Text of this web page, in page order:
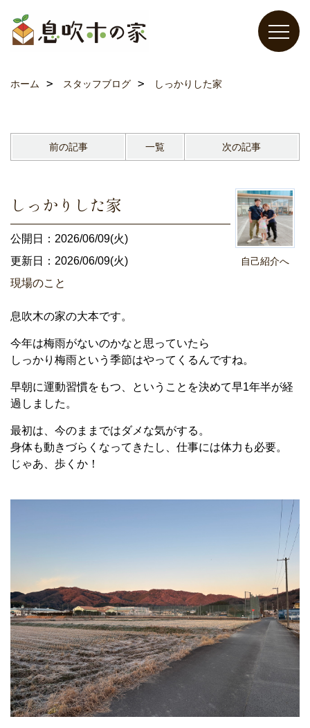
ホーム スタッフブログ しっかりした家
前の記事 一覧 次の記事
自己紹介へ
しっかりした家
公開日：2026/06/09(火)
更新日：2026/06/09(火)
現場のこと
息吹木の家の大本です。
今年は梅雨がないのかなと思っていたら
しっかり梅雨という季節はやってくるんですね。
早朝に運動習慣をもつ、ということを決めて早1年半が経
過しました。
最初は、今のままではダメな気がする。
身体も動きづらくなってきたし、仕事には体力も必要。
じゃあ、歩くか！